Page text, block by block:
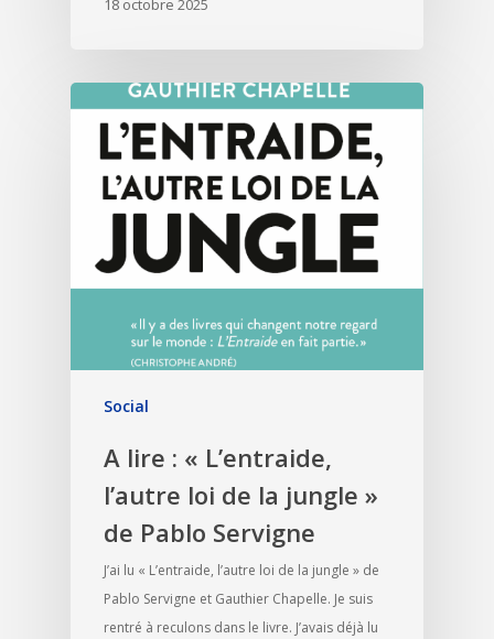
18 octobre 2025
Social
A lire : « L’entraide,
l’autre loi de la jungle »
de Pablo Servigne
J’ai lu « L’entraide, l’autre loi de la jungle » de
Pablo Servigne et Gauthier Chapelle. Je suis
rentré à reculons dans le livre. J’avais déjà lu